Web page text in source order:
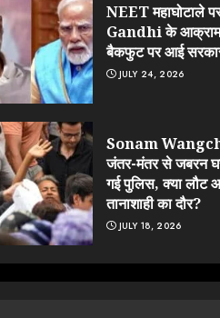
NEET महाघोटाले
Gandhi के
बैकफुट पर आई
JULY 24, 2026
Sonam
जंतर-मंतर से जबरन
गई पुलिस, क्या लौट
तानाशाही का दौर?
JULY 18, 2026